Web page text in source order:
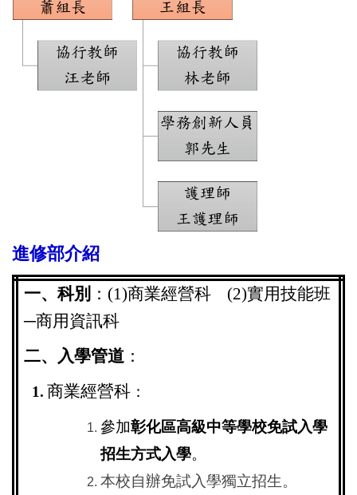
進修部介紹
一、科別 ：(1)商業經營科 (2)實用技能班
─商用資訊科
二、入學管道 ：
1. 商業經營科 ：
參加彰化區高級中等學校免試入學
招生方式入學。
本校自辦免試入學獨立招生。